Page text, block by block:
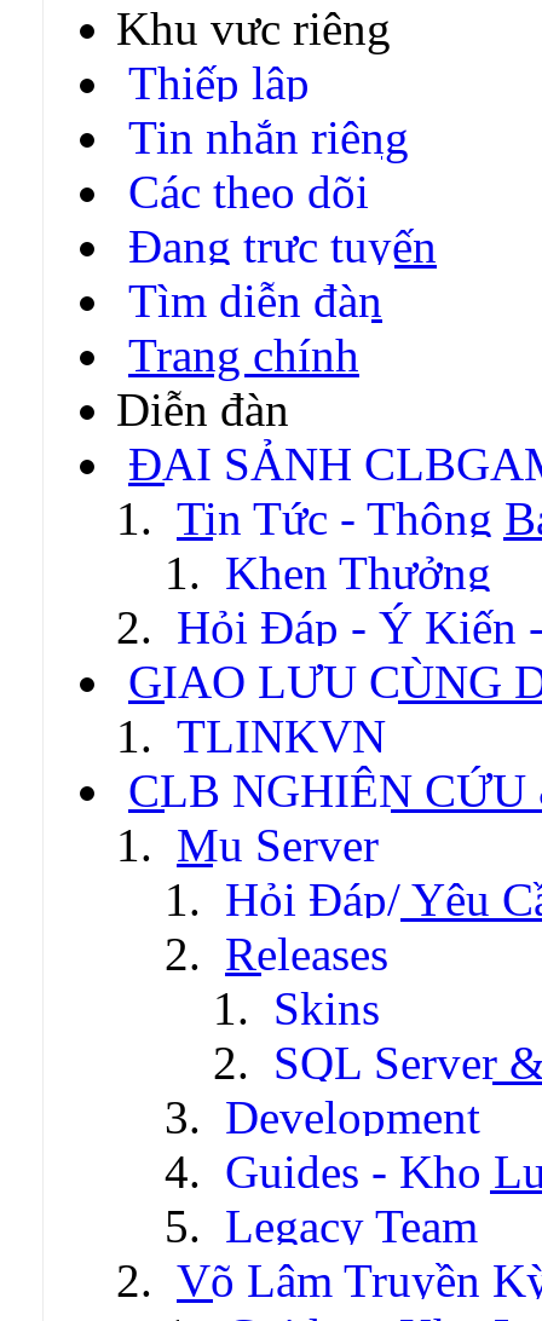
Khu vực riêng
Thiếp lập
Tin nhắn riêng
Các theo dõi
Đang trực tuyến
Tìm diễn đàn
Trang chính
Diễn đàn
ĐẠI SẢNH
Tin Tức - Thông
Khen Thưởng
Hỏi Đáp - Ý Kiến
GIAO LƯU CÙNG
TLINKVN
CLB NGHIÊN
Mu Server
Hỏi Đáp/ Yêu
Releases
Skins
SQL Server
Development
Guides - Kho
Legacy Team
Võ Lâm Truyền